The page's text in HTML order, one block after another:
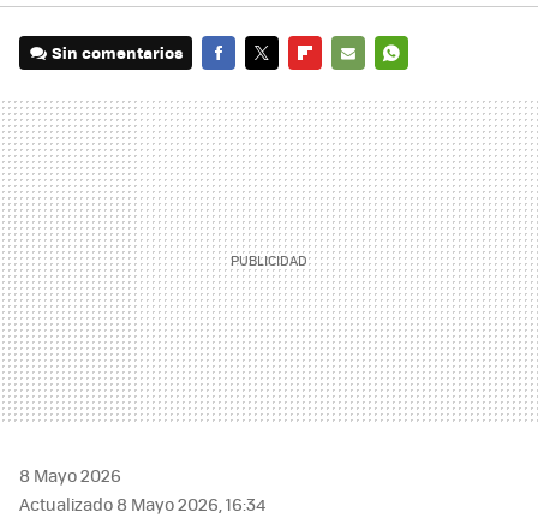
Sin comentarios
MAIL
8 Mayo 2026
Actualizado 8 Mayo 2026, 16:34